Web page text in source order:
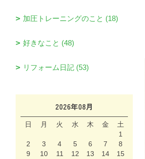
加圧トレーニングのこと (18)
好きなこと (48)
リフォーム日記 (53)
2026年08月
日 月 火 水 木 金
土
1
2
3 4 5 6 7
8
9
10 11 12 13 14
15